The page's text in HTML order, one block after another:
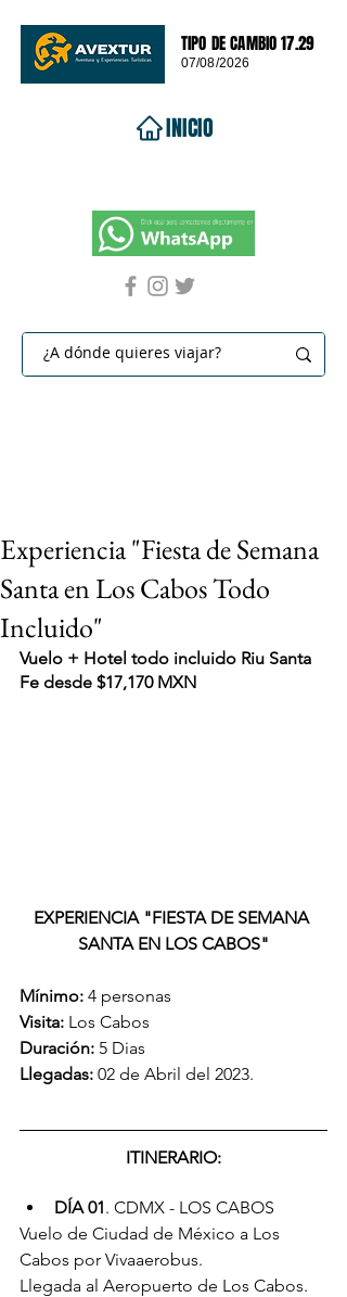
TIPO DE CAMBIO 17.29
07/08/2026
INICIO
VIAJES 2027
Experiencia "Fiesta de Semana
Santa en Los Cabos Todo
Incluido"
Vuelo + Hotel todo incluido Riu Santa
Fe desde $17,170 MXN
EXPERIENCIA "FIESTA DE SEMANA
SANTA EN LOS CABOS"
Mínimo: 4 personas
Visita: Los Cabos
Duración: 5 Dias
Llegadas: 02 de Abril del 2023.
ITINERARIO:
DÍA 01. CDMX - LOS CABOS
Vuelo de Ciudad de México a Los
Cabos por Vivaaerobus.
Llegada al Aeropuerto de Los Cabos.